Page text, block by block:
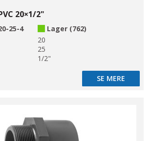
20×1/2"
25-4
Lager (762)
20
25
1/2"
SE MERE
SE MERE